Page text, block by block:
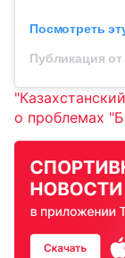
Посмотреть
о проблемах